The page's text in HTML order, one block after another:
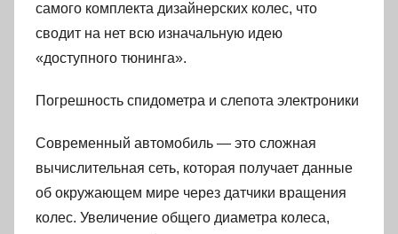
самого комплекта дизайнерских колес, что
сводит на нет всю изначальную идею
«доступного тюнинга».
Погрешность спидометра и слепота электроники
Современный автомобиль — это сложная
вычислительная сеть, которая получает данные
об окружающем мире через датчики вращения
колес. Увеличение общего диаметра колеса,